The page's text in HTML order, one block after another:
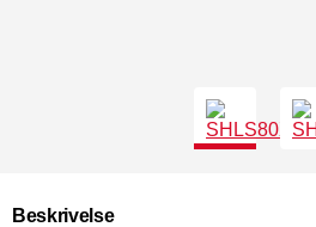
Beskrivelse